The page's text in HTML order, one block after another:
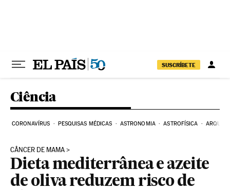
SUSCRÍBETE
Ciência
CORONAVÍRUS PESQUISAS MÉDICAS ASTRONOMIA ASTROFÍSICA
CÂNCER DE MAMA
Dieta mediterrânea e azeite
de oliva reduzem risco de